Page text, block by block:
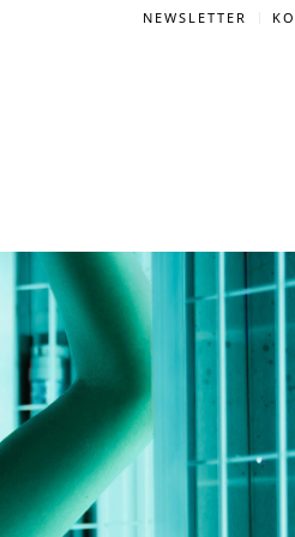
NEWSLETTER